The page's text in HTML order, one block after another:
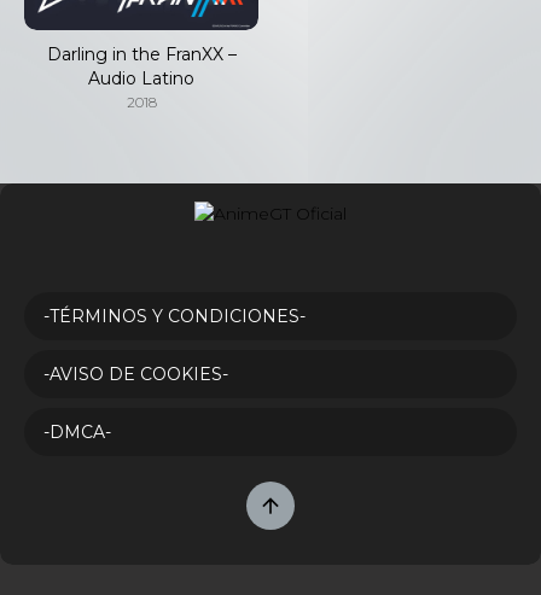
Darling in the FranXX –
Audio Latino
2018
-TÉRMINOS Y CONDICIONES-
-AVISO DE COOKIES-
-DMCA-